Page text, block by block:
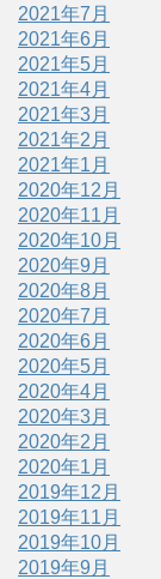
2021年7月
2021年6月
2021年5月
2021年4月
2021年3月
2021年2月
2021年1月
2020年12月
2020年11月
2020年10月
2020年9月
2020年8月
2020年7月
2020年6月
2020年5月
2020年4月
2020年3月
2020年2月
2020年1月
2019年12月
2019年11月
2019年10月
2019年9月